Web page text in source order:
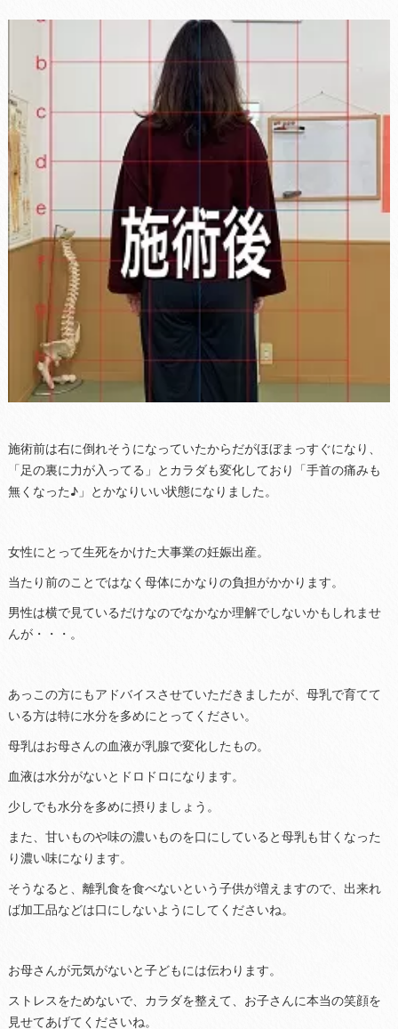
施術前は右に倒れそうになっていたからだがほぼまっすぐになり、
「足の裏に力が入ってる」とカラダも変化しており「手首の痛みも
無くなった♪」とかなりいい状態になりました。
女性にとって生死をかけた大事業の妊娠出産。
当たり前のことではなく母体にかなりの負担がかかります。
男性は横で見ているだけなのでなかなか理解でしないかもしれませ
んが・・・。
あっこの方にもアドバイスさせていただきましたが、母乳で育てて
いる方は特に水分を多めにとってください。
母乳はお母さんの血液が乳腺で変化したもの。
血液は水分がないとドロドロになります。
少しでも水分を多めに摂りましょう。
また、甘いものや味の濃いものを口にしていると母乳も甘くなった
り濃い味になります。
そうなると、離乳食を食べないという子供が増えますので、出来れ
ば加工品などは口にしないようにしてくださいね。
お母さんが元気がないと子どもには伝わります。
ストレスをためないで、カラダを整えて、お子さんに本当の笑顔を
見せてあげてくださいね。